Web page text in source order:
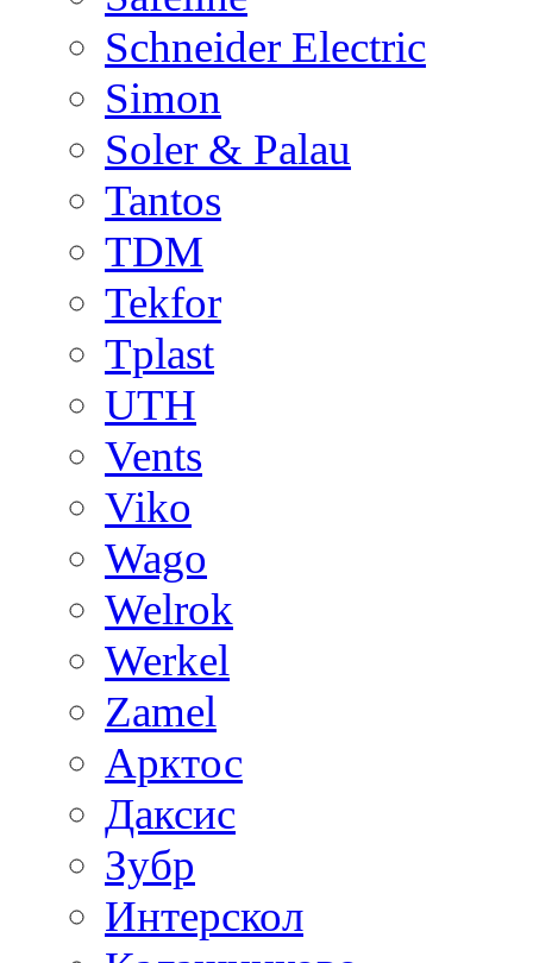
Schneider Electric
Simon
Soler & Palau
Tantos
TDM
Tekfor
Tplast
UTH
Vents
Viko
Wago
Welrok
Werkel
Zamel
Арктос
Даксис
Зубр
Интерскол